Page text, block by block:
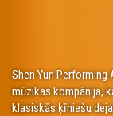
Shen Yun
mūzikas kompānija,
klasiskās ķīniešu